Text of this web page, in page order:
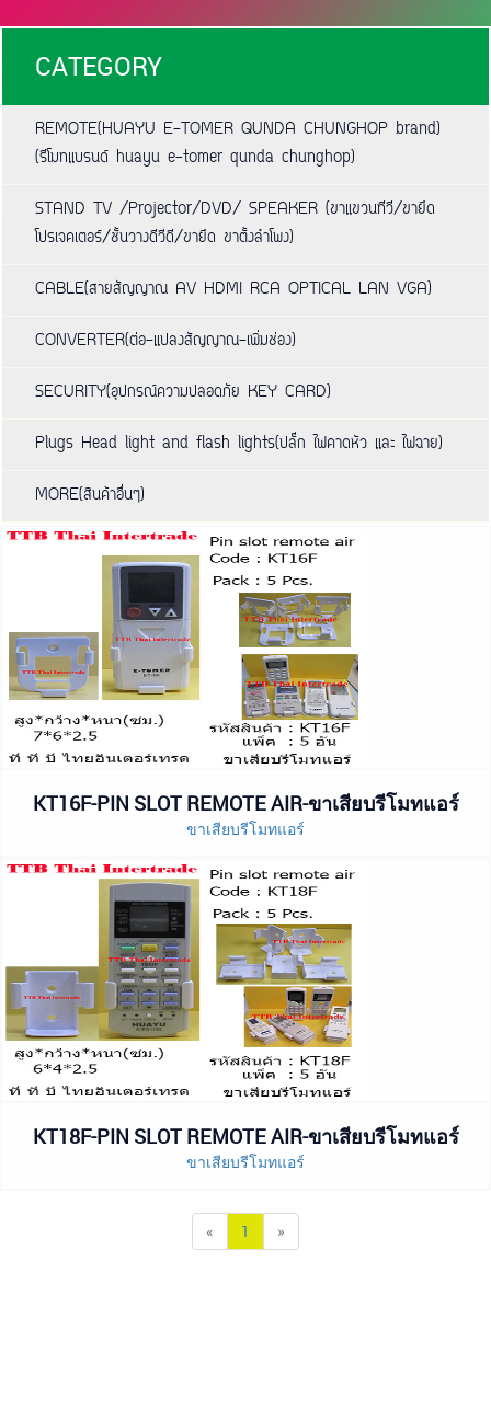
CATEGORY
REMOTE(HUAYU E-TOMER QUNDA CHUNGHOP brand)
(รีโมทแบรนด์ huayu e-tomer qunda chunghop)
STAND TV /Projector/DVD/ SPEAKER (ขาแขวนทีวี/ขายึด
โปรเจคเตอร์/ชั้นวางดีวีดี/ขายึด ขาตั้งลำโพง)
CABLE(สายสัญญาณ AV HDMI RCA OPTICAL LAN VGA)
CONVERTER(ต่อ-แปลงสัญญาณ-เพิ่มช่อง)
SECURITY(อุปกรณ์ความปลอดภัย KEY CARD)
Plugs Head light and flash lights(ปลั๊ก ไฟคาดหัว และ ไฟฉาย)
MORE(สินค้าอื่นๆ)
KT16F-PIN SLOT REMOTE AIR-ขาเสียบรีโมทแอร์
ขาเสียบรีโมทแอร์
KT18F-PIN SLOT REMOTE AIR-ขาเสียบรีโมทแอร์
ขาเสียบรีโมทแอร์
« 1 »